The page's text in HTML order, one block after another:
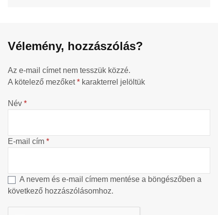
Vélemény, hozzászólás?
Az e-mail címet nem tesszük közzé.
A kötelező mezőket* karakterrel jelöltük
Név *
E-mail cím *
A nevem és e-mail címem mentése a böngészőben a
következő hozzászólásomhoz.